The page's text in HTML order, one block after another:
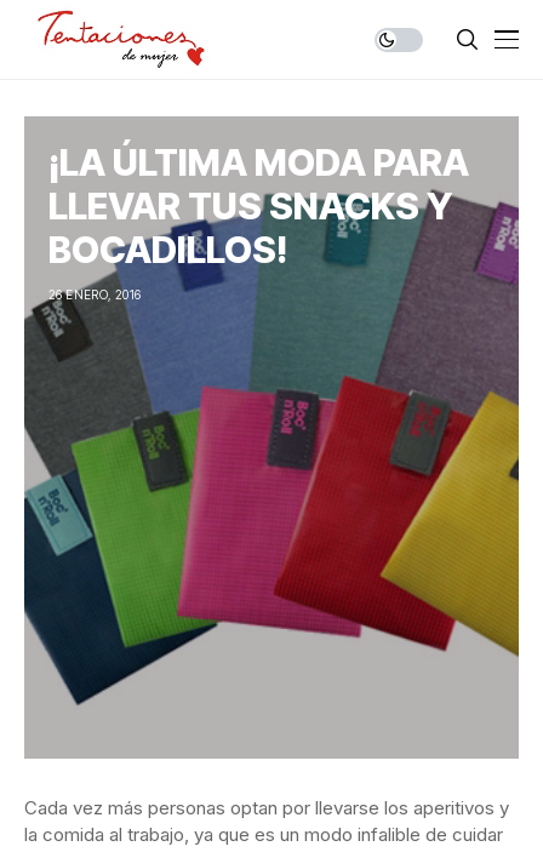
¡LA ÚLTIMA MODA PARA
LLEVAR TUS SNACKS Y
BOCADILLOS!
26 ENERO, 2016
Cada vez más personas optan por llevarse los aperitivos y
la comida al trabajo, ya que es un modo infalible de cuidar